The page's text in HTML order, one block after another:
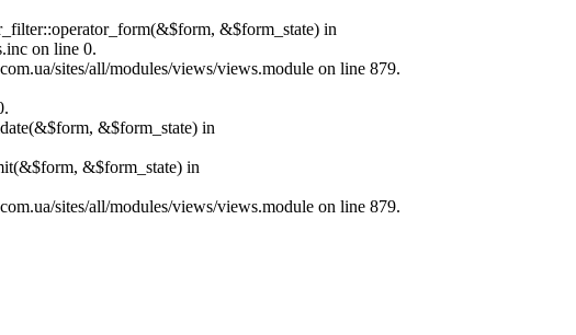
&$form_state) in
on line 0.
sites/all/modules/views/views.module on line 879.
&$form_state) in
&$form_state) in
sites/all/modules/views/views.module on line 879.